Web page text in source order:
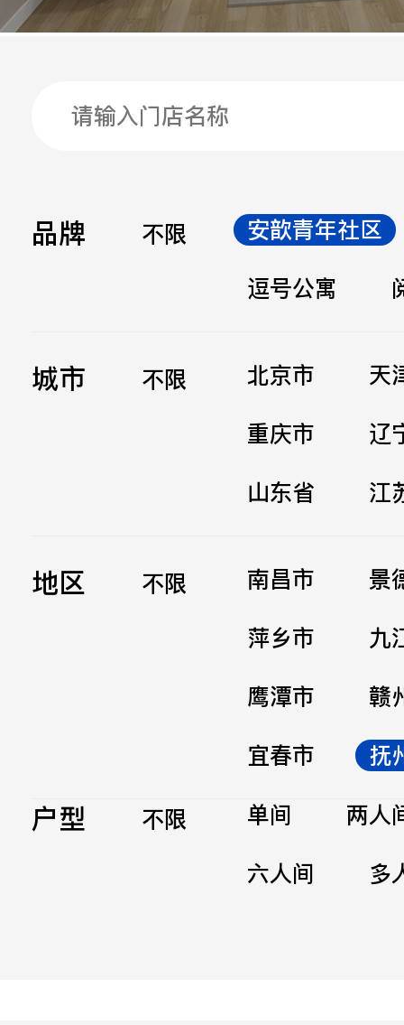
品牌 不限
安歆青年社区
逗号公寓
城市 不限 北京市
天
重庆市
辽
山东省
江
地区 不限 南昌市
景
萍乡市
九
鹰潭市
赣
宜春市
抚
户型 不限 单间
两人
六人间
多
邮箱
留言
立即提交